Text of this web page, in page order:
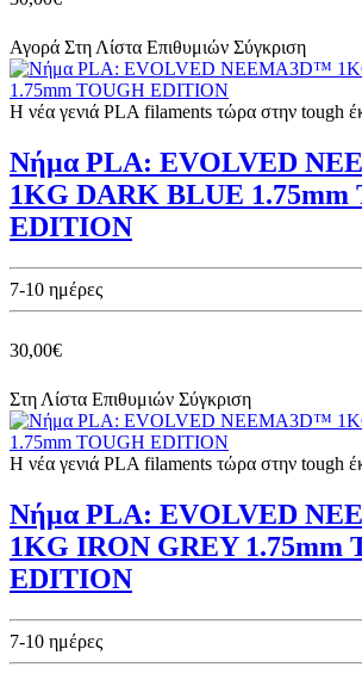
Αγορά Στη Λίστα Επιθυμιών Σύγκριση
Η νέα γενιά PLA filaments τώρα στην tough
Νήμα PLA: EVOLVED
1KG DARK BLUE 1.75mm
EDITION
7-10 ημέρες
30,00€
Στη Λίστα Επιθυμιών Σύγκριση
Η νέα γενιά PLA filaments τώρα στην tough
Νήμα PLA: EVOLVED
1KG IRON GREY 1.75mm
EDITION
7-10 ημέρες